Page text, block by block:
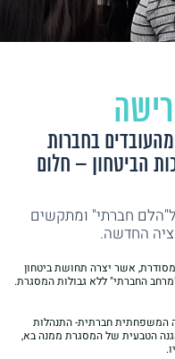
בחברות
הביטחון – חלום
חברתי" ומתקשים
החדשה.
אשר יצרה תחושת ביטחון
החברתי" ללא גבולות המסגרת.
המשפחתית חברתית- התנהלות
הטבעית של המסגרת ממנה בא,